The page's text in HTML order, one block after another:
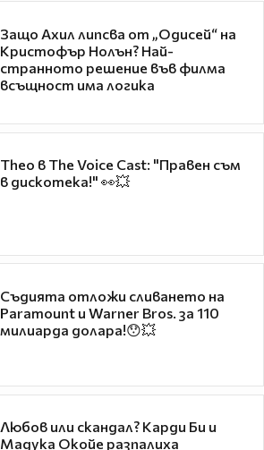
Защо Ахил липсва от „Одисей“ на
Кристофър Нолън? Най-
странното решение във филма
всъщност има логика
Theo в The Voice Cast: "Правен съм
в дискотека!" 👀💥
Съдията отложи сливането на
Paramount и Warner Bros. за 110
милиарда долара!😯💥
Любов или скандал? Карди Би и
Мадука Окойе разпалиха